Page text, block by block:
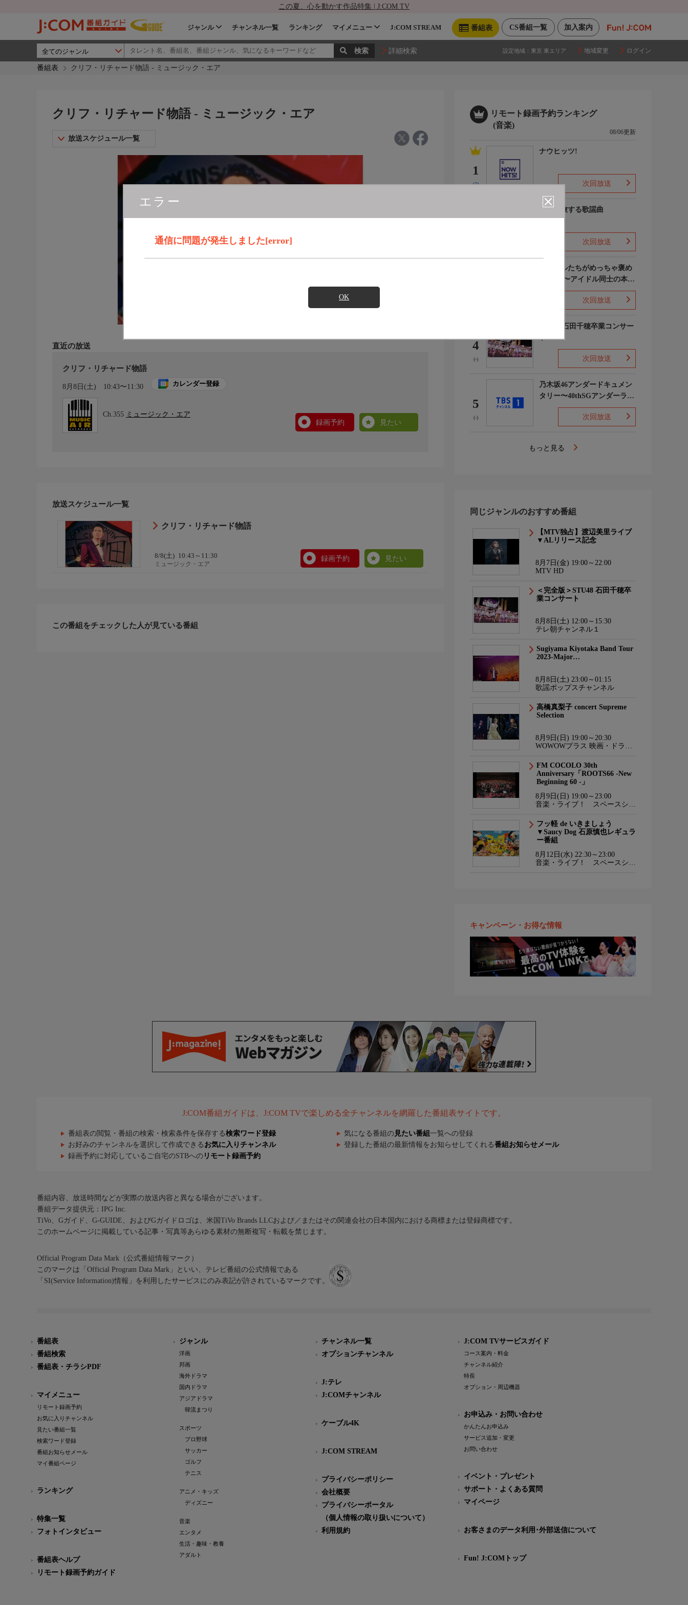
この夏、心を動かす作品特集 | J:COM TV
加入案内
CS番組一覧
番組表
ジャンル チャンネル一覧 ランキング マイメニュー J:COM STREAM
詳細検索 設定地域： 東京 東エリア 地域変更 ログイン
番組表 クリフ・リチャード物語 - ミュージック・エア
エラー
通信に問題が発生しました[error]
OK
クリフ・リチャード物語 - ミュージック・エア
放送スケジュール一覧
直近の放送
クリフ・リチャード物語
8月8日(土) 10:43〜11:30 カレンダー登録
Ch.355 ミュージック・エア
録画予約
見たい
放送スケジュール一覧
クリフ・リチャード物語
8/8(土) 10:43～11:30
ミュージック・エア
録画予約 見たい
この番組をチェックした人が見ている番組
リモート録画予約ランキング
(音楽)
08/06更新
1
(2)
ナウヒッツ!
次回放送
列車で旅する歌謡曲
次回放送
ライバルたちがめっちゃ褒め
てくる!〜アイドル同士の本音
レビューSP〜
次回放送
4
(-)
STU48 石田千穂卒業コンサー
ト
次回放送
5
(-)
乃木坂46アンダードキュメン
タリー〜40thSGアンダーライ
ブ舞台裏〜
次回放送
もっと見る
同じジャンルのおすすめ番組
【MTV独占】渡辺美里ライブ
▼ALリリース記念
8月7日(金) 19:00～22:00
MTV HD
＜完全版＞STU48 石田千穂卒
業コンサート
8月8日(土) 12:00～15:30
テレ朝チャンネル１
Sugiyama Kiyotaka Band Tour
2023-Major…
8月8日(土) 23:00～01:15
歌謡ポップスチャンネル
高橋真梨子 concert Supreme
Selection
8月9日(日) 19:00～20:30
WOWOWプラス 映画・ドラ
FM COCOLO 30th
Anniversary「ROOTS66 -New
Beginning 60 -」
8月9日(日) 19:00～23:00
音楽・ライブ！ スペースシャ
フッ軽 de いきましょう
▼Saucy Dog 石原慎也レギュラ
ー番組
8月12日(水) 22:30～23:00
音楽・ライブ！ スペースシャ
キャンペーン・お得な情報
J:COM番組ガイドは、J:COM TVで楽しめる全チャンネルを網羅した番組表サイトです。
番組表の閲覧・番組の検索・検索条件を保存する検索ワード登録 気になる番組の 見たい番組 一覧への登録
お好みのチャンネルを選択して作成できる お気に入りチャンネル 登録した番組の最新情報をお知らせしてくれる番組お知らせメール
録画予約に対応しているご自宅のSTBへの リモート録画予約
番組内容、放送時間などが実際の放送内容と異なる場合がございます。
番組データ提供元：IPG Inc.
TiVo、Gガイド、G-GUIDE、およびGガイドロゴは、米国TiVo Brands LLCおよび／またはその関連会社の日本国内における商標または登録商標です。
このホームページに掲載している記事・写真等あらゆる素材の無断複写・転載を禁じます。
Official Program Data Mark（公式番組情報マーク）
このマークは「Official Program Data Mark」といい、テレビ番組の公式情報である
「SI(Service Information)情報」を利用したサービスにのみ表記が許されているマークです。
番組表
番組検索
番組表・チラシPDF
マイメニュー
リモート録画予約
お気に入りチャンネル
見たい番組一覧
検索ワード登録
番組お知らせメール
マイ番組ページ
ランキング
特集一覧
フォトインタビュー
番組表ヘルプ
リモート録画予約ガイド
ジャンル
洋画
邦画
海外ドラマ
国内ドラマ
アジアドラマ
韓流まつり
スポーツ
プロ野球
サッカー
ゴルフ
テニス
アニメ・キッズ
ディズニー
音楽
エンタメ
生活・趣味・教養
アダルト
チャンネル一覧
オプションチャンネル
J:テレ
J:COMチャンネル
ケーブル4K
J:COM STREAM
プライバシーポリシー
会社概要
プライバシーポータル
（個人情報の取り扱いについて）
利用規約
J:COM TVサービスガイド
コース案内・料金
チャンネル紹介
特長
オプション・周辺機器
お申込み・お問い合わせ
かんたんお申込み
サービス追加・変更
お問い合わせ
イベント・プレゼント
サポート・よくある質問
マイページ
お客さまのデータ利用･外部送信について
Fun! J:COMトップ